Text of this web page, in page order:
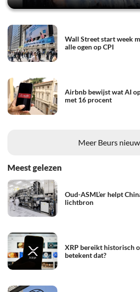
Wall Street start week
alle ogen op CPI
Airbnb bewijst wat AI
met 16 procent
Meer Beurs
Meest gelezen
Oud-ASML’er helpt
lichtbron
XRP bereikt historisch
betekent dat?